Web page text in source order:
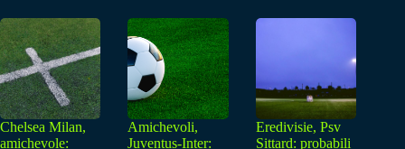
Chelsea Milan,
amichevole:
Amichevoli,
Juventus-Inter:
Eredivisie, Psv
Sittard: probabili